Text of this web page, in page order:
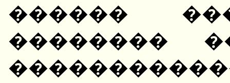
������
��������